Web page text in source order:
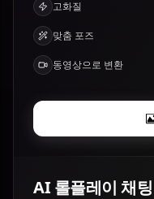
고화질
맞춤 포즈
동영상으로 변환
AI 롤플레이 채팅